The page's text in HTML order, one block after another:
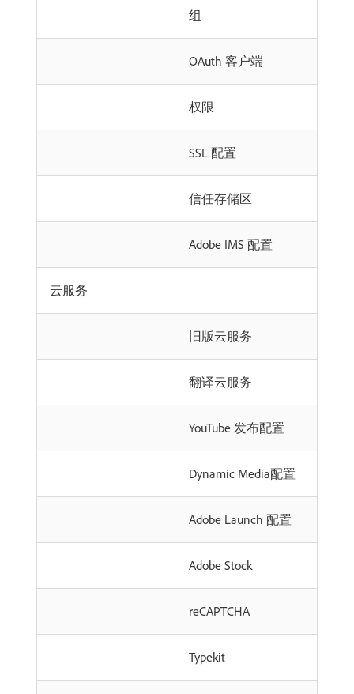
组
OAuth 客户端
权限
SSL 配置
信任存储区
Adobe IMS 配置
云服务
旧版云服务
翻译云服务
YouTube 发布配置
Dynamic Media配置
Adobe Launch 配置
Adobe Stock
reCAPTCHA
Typekit